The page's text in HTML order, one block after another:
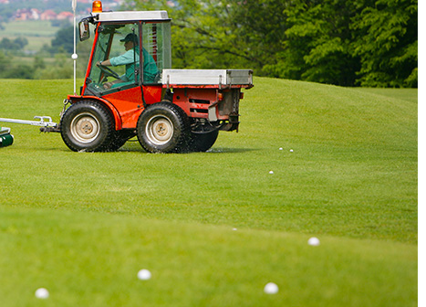
ve sayısı, hakkında bilgi toplayan ve
Bu tür çerezlerin kullanım amacı, sitenin
ve genel eğilim yönünü belirlemektir.
verileri içermezler. Örneğin, gösterilen hata
gösterirler.
kaydederek bir sonraki ziyarette hatırlar. Bu
kolaylığı sağlamaktır. Örneğin, site
kullanıcı şifresini tekrar girmesini önler.
ölçülmesi ve reklamların kaç kere
Bu tür çerezlerin amacı, ziyaretçilerin ilgi
özel olarak ilgi alanlarının tespit edilmesini ve